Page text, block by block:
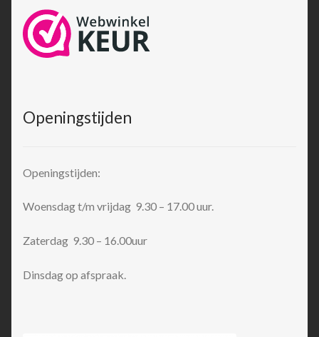
Openingstijden
Openingstijden:
Woensdag t/m vrijdag 9.30 – 17.00 uur.
Zaterdag 9.30 – 16.00uur
Dinsdag op afspraak.